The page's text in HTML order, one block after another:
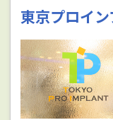
東京プロイ